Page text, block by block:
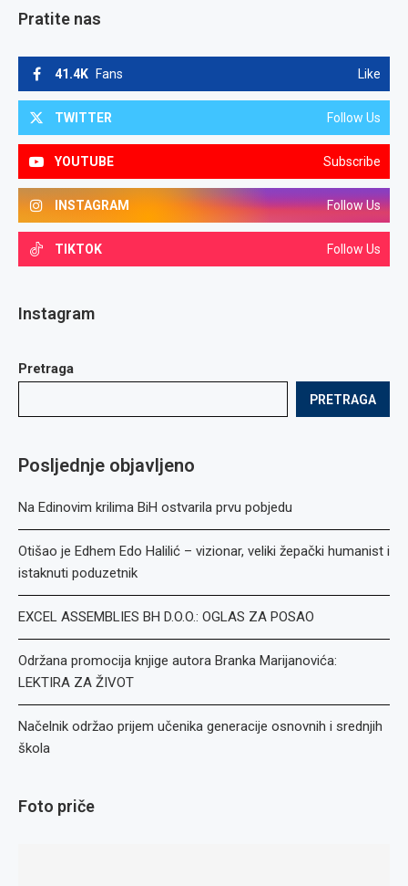
Pratite nas
41.4K Fans Like
TWITTER Follow Us
YOUTUBE Subscribe
INSTAGRAM Follow Us
TIKTOK Follow Us
Instagram
Pretraga
PRETRAGA
Posljednje objavljeno
Na Edinovim krilima BiH ostvarila prvu pobjedu
Otišao je Edhem Edo Halilić – vizionar, veliki žepački humanist i
istaknuti poduzetnik
EXCEL ASSEMBLIES BH D.O.O.: OGLAS ZA POSAO
Održana promocija knjige autora Branka Marijanovića:
LEKTIRA ZA ŽIVOT
Načelnik održao prijem učenika generacije osnovnih i srednjih
škola
Foto priče